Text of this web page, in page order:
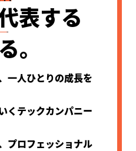
表する
。
一人ひとりの成長を
くテックカンパニー
プロフェッショナル